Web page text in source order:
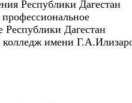
Республики Дагестан
Республики Дагестан
имени